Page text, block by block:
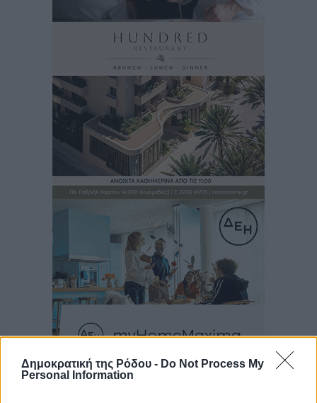
Δημοκρατική της Ρόδου - Do Not Process My
Personal InformationΡοή ειδήσεων